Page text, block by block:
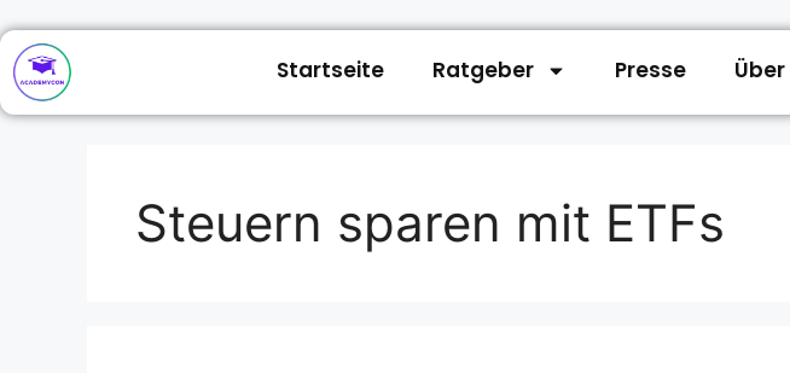
Startseite Ratgeber Presse Über
Steuern sparen mit ETFs